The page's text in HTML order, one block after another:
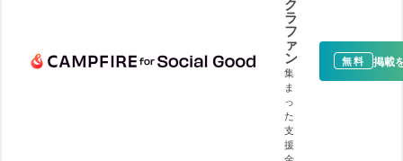
ラ
フ
ァ
ン
集
ま
っ
た
支
援
金
無料 掲載